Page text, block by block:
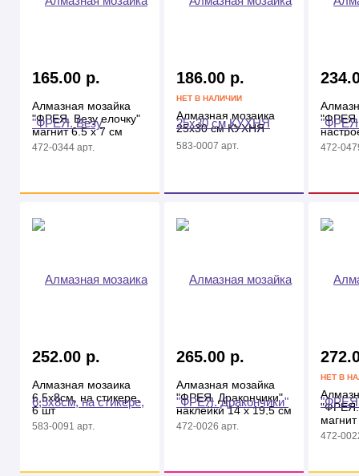
165.00 р.
Алмазная мозайка
"ФРЕЯ. Везу елочку"
магнит 6.5 х 7 см
472-0344 арт.
186.00 р.
НЕТ В НАЛИЧИИ
Алмазная мозаика
25х30 см КУХНЯ
583-0007 арт.
"ФРЕЯ.
14,8 х
472-
252.00 р.
Алмазная мозаика
6,5х8см, на стикере,
6 шт
583-0091 арт.
265.00 р.
Алмазная мозайка
"ФРЕЯ. Дракончики"
наклейки 14 х 19,5 см
472-0026 арт.
НЕТ В
"ФРЕЯ.
472-